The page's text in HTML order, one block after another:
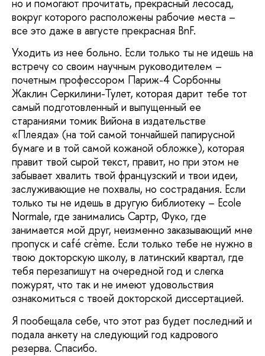
но и помогают прочитать, прекрасный лесосад,
вокруг которого расположены рабочие места –
все это даже в августе прекрасная BnF.
Уходить из нее больно. Если только ты не идешь на
встречу со своим научным руководителем –
почетным профессором Париж-4 Сорбонны
Жаклин Серкилини-Тулет, которая дарит тебе тот
самый подготовленный и выпущенный ее
стараниями томик Вийона в издательстве
«Плеяда» (на той самой тончайшей папирусной
бумаге и в той самой кожаной обложке), которая
правит твой сырой текст, правит, но при этом не
забывает хвалить твой французский и твои идеи,
заслуживающие не похвалы, но сострадания. Если
только ты не идешь в другую библиотеку – Ecole
Normale, где занимались Сартр, Фуко, где
занимается мой друг, неизменно заказывающий мне
пропуск и café crème. Если только тебе не нужно в
твою докторскую школу, в латинский квартал, где
тебя перезапишут на очередной год и слегка
пожурят, что так и не имеют удовольствия
ознакомиться с твоей докторской диссертацией.
Я пообещала себе, что этот раз будет последний и
подала анкету на следующий год кадрового
резерва. Спасибо.